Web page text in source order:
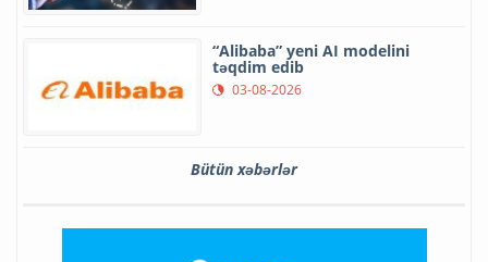
“Alibaba” yeni AI modelini
təqdim edib
03-08-2026
Bütün xəbərlər